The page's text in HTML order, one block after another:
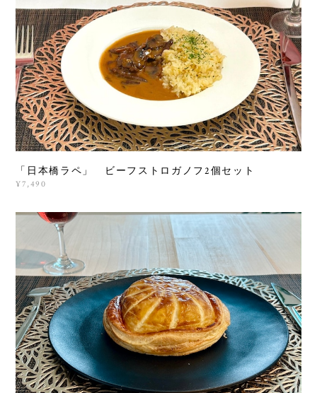
「日本橋ラペ」 ビーフストロガノフ2個セット
¥7,490